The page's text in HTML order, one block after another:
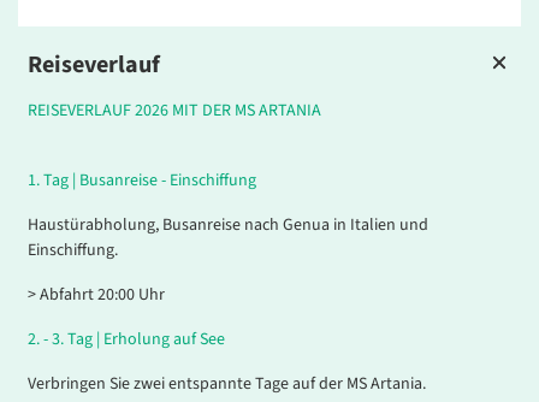
Reiseverlauf
REISEVERLAUF 2026 MIT DER MS ARTANIA
1.Tag | Busanreise - Einschiffung
Haustürabholung, Busanreise nach Genua in Italien und
Einschiffung.
> Abfahrt 20:00 Uhr
2. - 3.Tag | Erholung auf See
Verbringen Sie zwei entspannte Tage auf der MS Artania.